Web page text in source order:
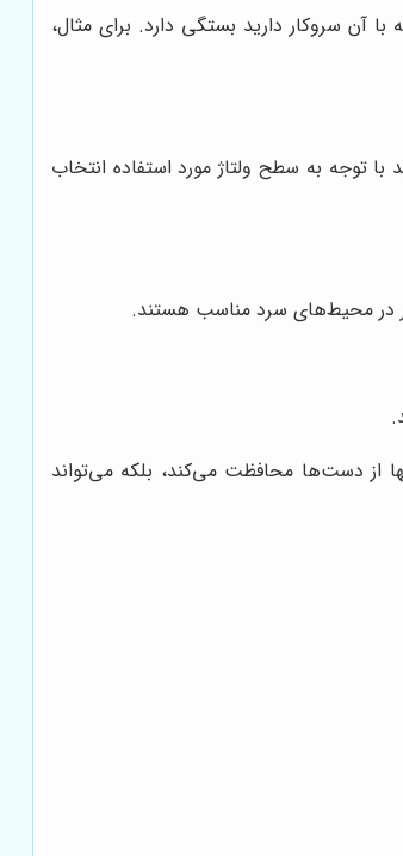
آن سروکار دارید بستگی دارد. برای مثال،
توجه به سطح ولتاژ مورد استفاده انتخاب
در محیط‌های سرد مناسب هستند.
از دست‌ها محافظت می‌کند، بلکه می‌تواند